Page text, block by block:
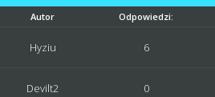
Autor Odpowiedzi:
Hyziu 6
Devilt2 0